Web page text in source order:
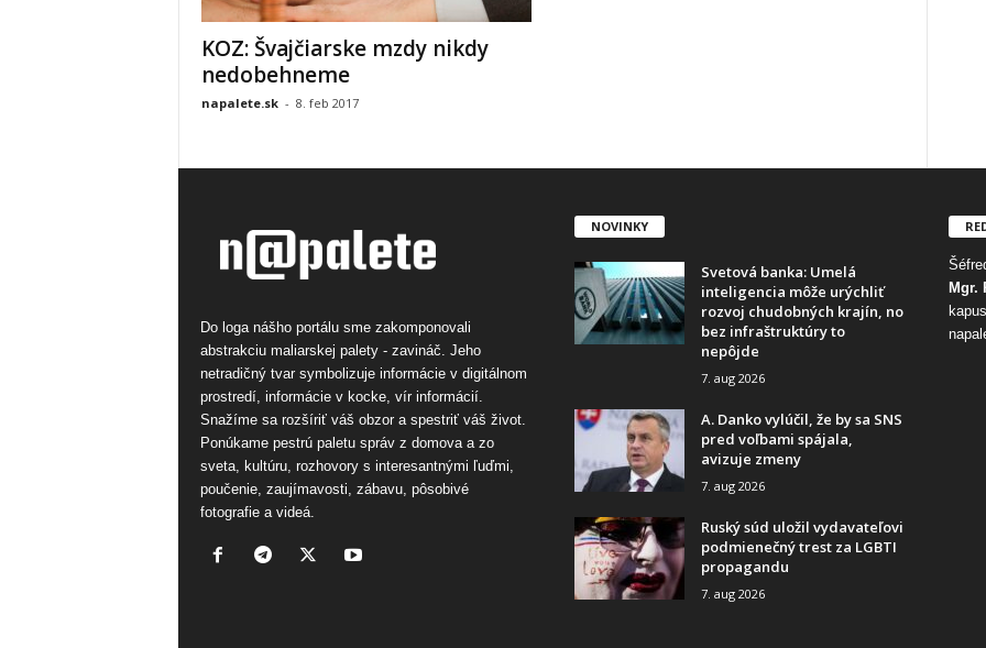
KOZ: Švajčiarske mzdy nikdy
nedobehneme
napalete.sk - 8. feb 2017
Do loga nášho portálu sme zakomponovali
abstrakciu maliarskej palety - zavináč. Jeho
netradičný tvar symbolizuje informácie v digitálnom
prostredí, informácie v kocke, vír informácií.
Snažíme sa rozšíriť váš obzor a spestriť váš život.
Ponúkame pestrú paletu správ z domova a zo
sveta, kultúru, rozhovory s interesantnými ľuďmi,
poučenie, zaujímavosti, zábavu, pôsobivé
fotografie a videá.
NOVINKY
Svetová banka: Umelá
inteligencia môže urýchliť
rozvoj chudobných krajín, no
bez infraštruktúry to
nepôjde
7. aug 2026
A. Danko vylúčil, že by sa SNS
pred voľbami spájala,
avizuje zmeny
7. aug 2026
Ruský súd uložil vydavateľovi
podmienečný trest za LGBTI
propagandu
7. aug 2026
Mgr.